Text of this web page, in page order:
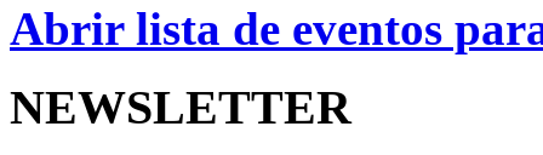
Abrir lista de eventos
NEWSLETTER